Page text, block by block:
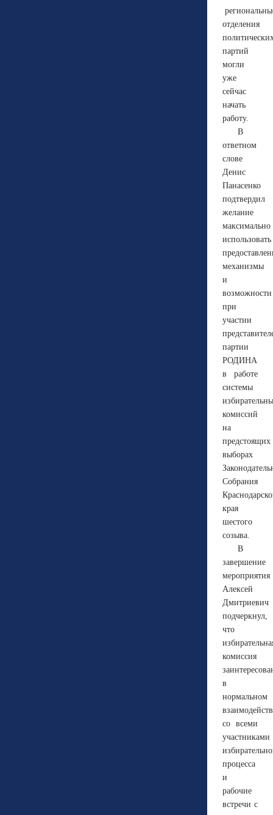
отделения
партий
могли
уже
сейчас
начать
работу.
В
ответном
слове
Денис
Панасенко
подтвердил
желание
максимально
использовать
механизмы
и
возможности
при
участии
партии
РОДИНА
в работе
системы
комиссий
на
предстоящих
выборах
Собрания
края
шестого
созыва.
В
завершение
мероприятия
Алексей
Дмитриевич
подчеркнул,
что
комиссия
в
нормальном
со всеми
участниками
процесса
и
рабочие
встречи с